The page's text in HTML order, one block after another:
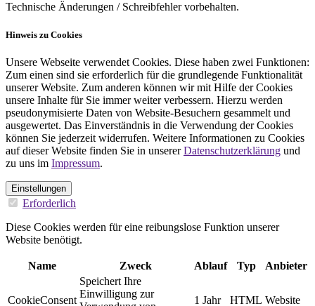
Technische Änderungen / Schreibfehler vorbehalten.
Hinweis zu Cookies
Unsere Webseite verwendet Cookies. Diese haben zwei Funktionen:
Zum einen sind sie erforderlich für die grundlegende Funktionalität
unserer Website. Zum anderen können wir mit Hilfe der Cookies
unsere Inhalte für Sie immer weiter verbessern. Hierzu werden
pseudonymisierte Daten von Website-Besuchern gesammelt und
ausgewertet. Das Einverständnis in die Verwendung der Cookies
können Sie jederzeit widerrufen. Weitere Informationen zu Cookies
auf dieser Website finden Sie in unsererDatenschutzerklärung und
zu uns im Impressum.
Einstellungen
Erforderlich
Diese Cookies werden für eine reibungslose Funktion unserer
Website benötigt.
Name Zweck Ablauf Typ Anbieter
CookieConsent
Speichert Ihre
Einwilligung zur
1 Jahr HTML Website